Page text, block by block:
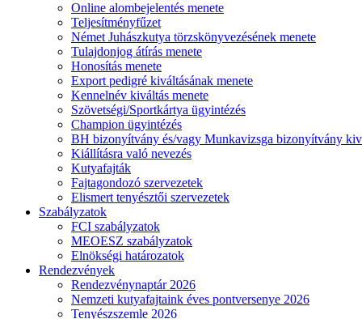
Online alombejelentés menete
Teljesítményfűzet
Német Juhászkutya törzskönyvezésének menete
Tulajdonjog átírás menete
Honosítás menete
Export pedigré kiváltásának menete
Kennelnév kiváltás menete
Szövetségi/Sportkártya ügyintézés
Champion ügyintézés
BH bizonyítvány és/vagy Munkavizsga bizonyítvány
Kiállításra való nevezés
Kutyafajták
Fajtagondozó szervezetek
Elismert tenyésztői szervezetek
Szabályzatok
FCI szabályzatok
MEOESZ szabályzatok
Elnökségi határozatok
Rendezvények
Rendezvénynaptár 2026
Nemzeti kutyafajtaink éves pontversenye 2026
Tenyészszemle 2026